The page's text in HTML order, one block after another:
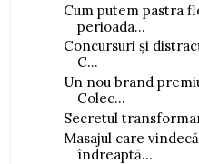
Cum putem pastra
perioada...
Concursuri și
C...
Un nou brand
Colec...
Secretul
Masajul care
îndreaptă...